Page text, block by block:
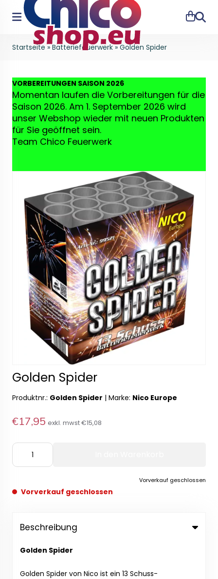
Suche
Startseite »Batteriefeuerwerk»Golden Spider
VORBEREITUNGEN SAISON 2026
Momentan laufen die Vorbereitungen für die
Saison 2026. Am 1. September 2026 wird
unser Webshop wieder mit neuen Produkten
für Sie geöffnet sein.
Team Chico Feuerwerk
Golden Spider
Produktnr.: Golden Spider | Marke: Nico Europe
€17,95 exkl. mwst€15,08
Vorverkauf geschlossen
Vorverkauf geschlossen
Beschreibung
Golden Spider
Golden Spider von Nico ist ein 13 Schuss-